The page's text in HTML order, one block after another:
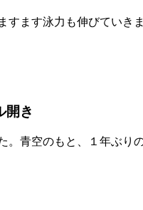
すます泳力も伸びていき
き
。青空のもと、１年ぶり